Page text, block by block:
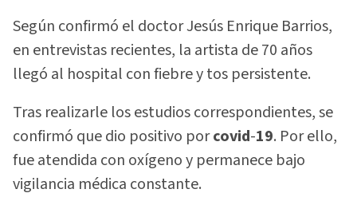
Según confirmó el doctor Jesús Enrique Barrios,
en entrevistas recientes, la artista de 70 años
llegó al hospital con fiebre y tos persistente.
Tras realizarle los estudios correspondientes, se
confirmó que dio positivo porcovid-19. Por ello,
fue atendida con oxígeno y permanece bajo
vigilancia médica constante.